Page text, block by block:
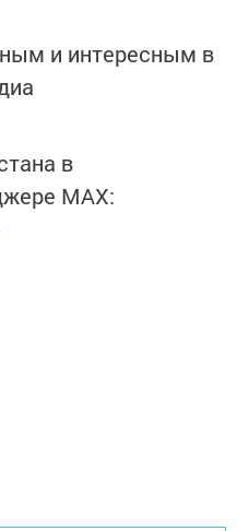
и интересным в
в
MАХ: